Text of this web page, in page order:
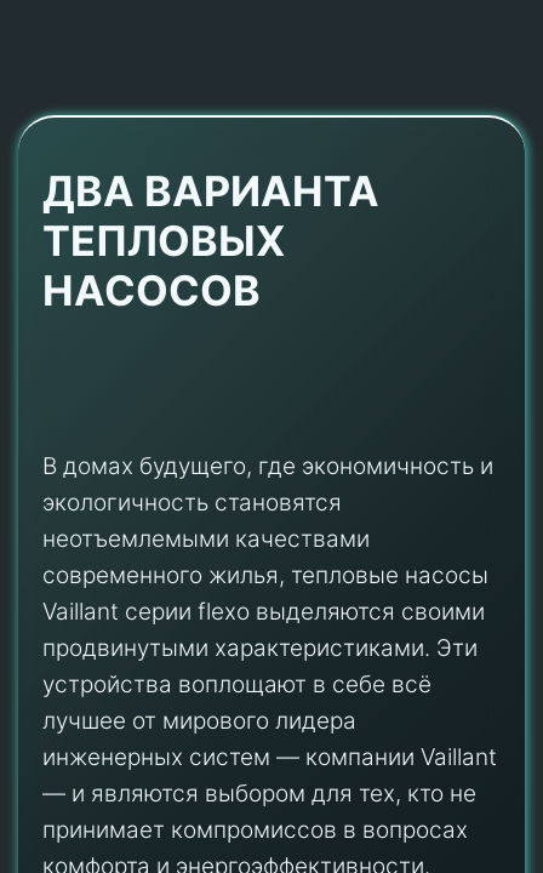
ДВА ВАРИАНТА
ТЕПЛОВЫХ
НАСОСОВ
В домах будущего, где экономичность и
экологичность становятся
неотъемлемыми качествами
современного жилья, тепловые насосы
Vaillant серии flexo выделяются своими
продвинутыми характеристиками. Эти
устройства воплощают в себе всё
лучшее от мирового лидера
инженерных систем — компании Vaillant
— и являются выбором для тех, кто не
принимает компромиссов в вопросах
комфорта и энергоэффективности.